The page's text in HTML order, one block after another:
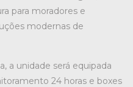
para moradores e
modernas de
a unidade será equipada
24 horas e boxes